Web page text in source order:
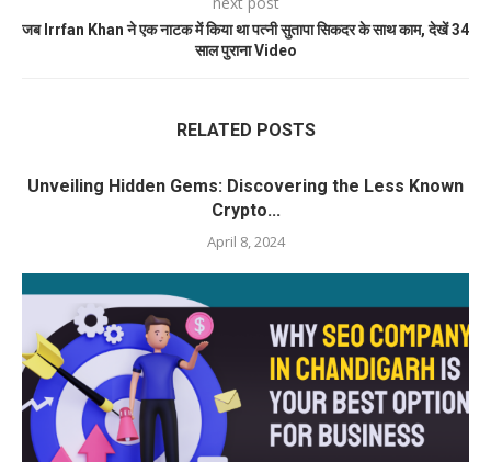
जब Irrfan Khan ने एक नाटक में किया था पत्नी सुतापा सिकदर के साथ काम, देखें 34
साल पुराना Video
RELATED POSTS
Unveiling Hidden Gems: Discovering the Less Known
Crypto...
April 8, 2024